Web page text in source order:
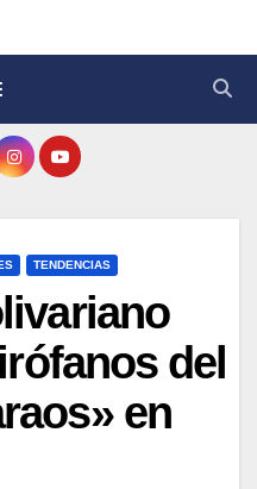
TENDENCIAS
del
en